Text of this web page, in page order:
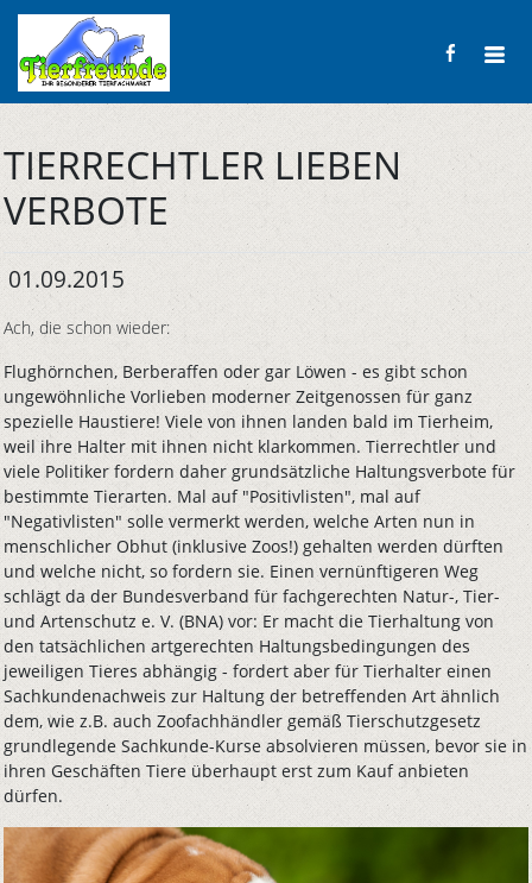
TIERRECHTLER LIEBEN
VERBOTE
01.09.2015
Ach, die schon wieder:
Flughörnchen, Berberaffen oder gar Löwen - es gibt schon
ungewöhnliche Vorlieben moderner Zeitgenossen für ganz
spezielle Haustiere! Viele von ihnen landen bald im Tierheim,
weil ihre Halter mit ihnen nicht klarkommen. Tierrechtler und
viele Politiker fordern daher grundsätzliche Haltungsverbote für
bestimmte Tierarten. Mal auf "Positivlisten", mal auf
"Negativlisten" solle vermerkt werden, welche Arten nun in
menschlicher Obhut (inklusive Zoos!) gehalten werden dürften
und welche nicht, so fordern sie. Einen vernünftigeren Weg
schlägt da der Bundesverband für fachgerechten Natur-, Tier-
und Artenschutz e. V. (BNA) vor: Er macht die Tierhaltung von
den tatsächlichen artgerechten Haltungsbedingungen des
jeweiligen Tieres abhängig - fordert aber für Tierhalter einen
Sachkundenachweis zur Haltung der betreffenden Art ähnlich
dem, wie z.B. auch Zoofachhändler gemäß Tierschutzgesetz
grundlegende Sachkunde-Kurse absolvieren müssen, bevor sie in
ihren Geschäften Tiere überhaupt erst zum Kauf anbieten
dürfen.